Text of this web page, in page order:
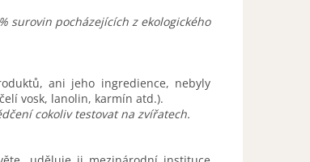
surovin pocházejících z ekologického
ani jeho ingredience, nebyly
vosk, lanolin, karmín atd.).
cokoliv testovat na zvířatech.